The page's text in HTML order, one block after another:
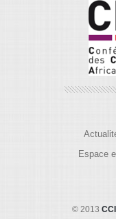
Espace
© 2013